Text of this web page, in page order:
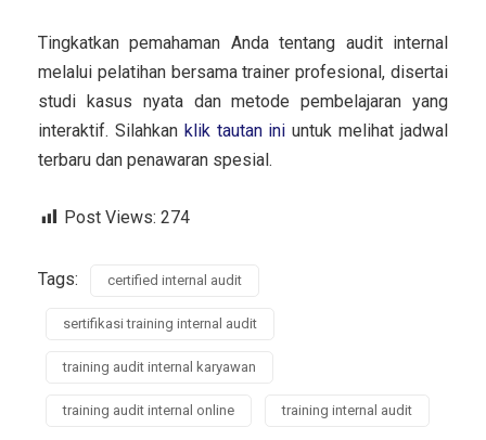
Tingkatkan pemahaman Anda tentang audit internal
melalui pelatihan bersama trainer profesional, disertai
studi kasus nyata dan metode pembelajaran yang
interaktif. Silahkan klik tautan ini untuk melihat jadwal
terbaru dan penawaran spesial.
Post Views: 274
Tags: certified internal audit
sertifikasi training internal audit
training audit internal karyawan
training audit internal online training internal audit